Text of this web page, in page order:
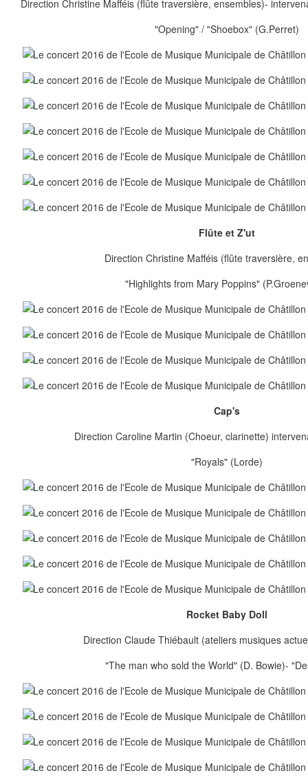
Direction Christine Mafféis (flûte traversière, ensembles)-
"Opening" / "Shoebox" (G.Perret)
Flûte et Z'ut
Direction Christine Mafféis (flûte traversière,
"Highlights from Mary Poppins"
Cap's
Direction Caroline Martin (Choeur, clarinette)
"Royals" (Lorde)
Rocket Baby Doll
Direction Claude Thiébault (ateliers musiques
"The man who sold the World" (D. Bowie)-